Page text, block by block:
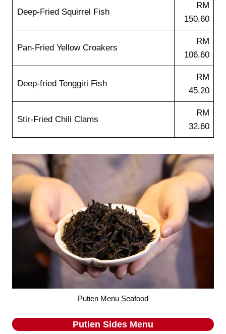
Deep-Fried Squirrel Fish
RM
150.60
Pan-Fried Yellow Croakers
RM
106.60
Deep-fried Tenggiri Fish
RM
45.20
Stir-Fried Chili Clams
RM
32.60
Putien Menu Seafood
Putien Sides Menu